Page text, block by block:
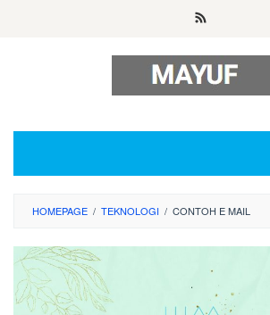
HOMEPAGE / TEKNOLOGI / CONTOH E MAIL